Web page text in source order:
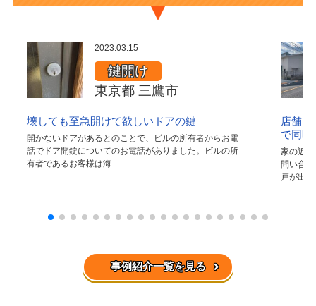
2023.03.15
鍵開け
東京都 三鷹市
壊しても至急開けて欲しいドアの鍵
開かないドアがあるとのことで、ビルの所有者からお電
話でドア開錠についてのお電話がありました。ビルの所
有者であるお客様は海…
店舗|
で同時
家の近
問い合
戸が出
事例紹介一覧を見る